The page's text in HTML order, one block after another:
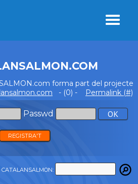
forma part del projecte
- (0) - Permalink (#)
Passwd
REGISTRA'T